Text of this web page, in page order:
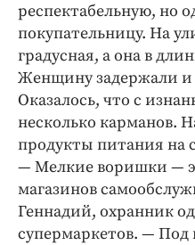
респектабельную, но
покупательницу. На
градусная, а она в
Женщину задержали
Оказалось, что с
несколько карманов.
продукты питания на
— Мелкие воришки —
магазинов
Геннадий, охранник
супермаркетов. — Под